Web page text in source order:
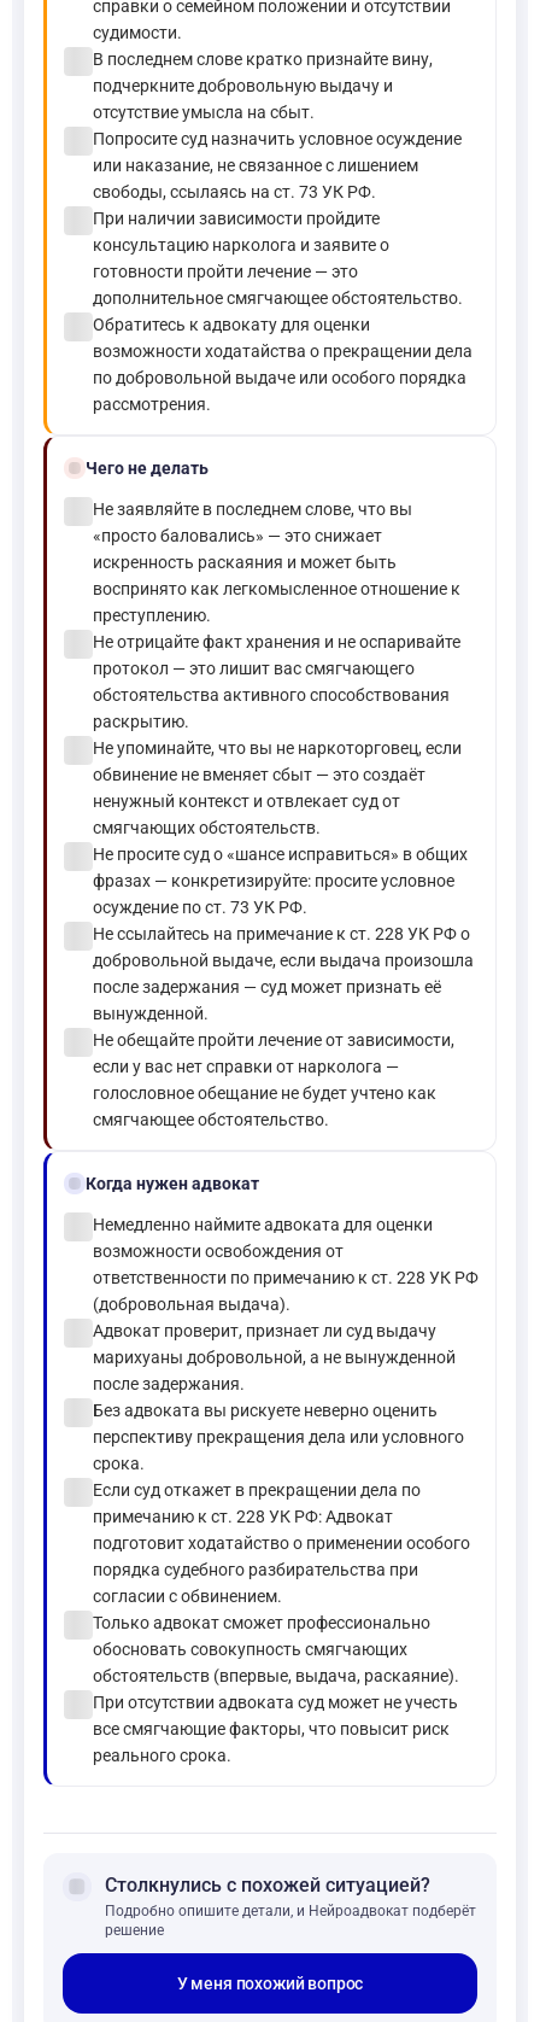
справки о семейном положении и отсутствии
судимости.
В последнем слове кратко признайте вину,
подчеркните добровольную выдачу и
отсутствие умысла на сбыт.
Попросите суд назначить условное осуждение
или наказание, не связанное с лишением
свободы, ссылаясь на ст. 73 УК РФ.
При наличии зависимости пройдите
консультацию нарколога и заявите о
готовности пройти лечение — это
дополнительное смягчающее обстоятельство.
Обратитесь к адвокату для оценки
возможности ходатайства о прекращении дела
по добровольной выдаче или особого порядка
рассмотрения.
block Чего не делать
Не заявляйте в последнем слове, что вы
«просто баловались» — это снижает
искренность раскаяния и может быть
воспринято как легкомысленное отношение к
преступлению.
Не отрицайте факт хранения и не оспаривайте
протокол — это лишит вас смягчающего
обстоятельства активного способствования
раскрытию.
Не упоминайте, что вы не наркоторговец, если
обвинение не вменяет сбыт — это создаёт
ненужный контекст и отвлекает суд от
смягчающих обстоятельств.
Не просите суд о «шансе исправиться» в общих
фразах — конкретизируйте: просите условное
осуждение по ст. 73 УК РФ.
Не ссылайтесь на примечание к ст. 228 УК РФ о
добровольной выдаче, если выдача произошла
после задержания — суд может признать её
вынужденной.
Не обещайте пройти лечение от зависимости,
если у вас нет справки от нарколога —
голословное обещание не будет учтено как
смягчающее обстоятельство.
gavelКогда нужен адвокат
Немедленно наймите адвоката для оценки
возможности освобождения от
ответственности по примечанию к ст. 228 УК РФ
(добровольная выдача).
Адвокат проверит, признает ли суд выдачу
марихуаны добровольной, а не вынужденной
после задержания.
Без адвоката вы рискуете неверно оценить
перспективу прекращения дела или условного
срока.
Если суд откажет в прекращении дела по
примечанию к ст. 228 УК РФ: Адвокат
подготовит ходатайство о применении особого
порядка судебного разбирательства при
согласии с обвинением.
Только адвокат сможет профессионально
обосновать совокупность смягчающих
обстоятельств (впервые, выдача, раскаяние).
При отсутствии адвоката суд может не учесть
все смягчающие факторы, что повысит риск
реального срока.
forum Столкнулись с похожей ситуацией?
Подробно опишите детали, и Нейроадвокат подберёт
решение
У меня похожий вопрос